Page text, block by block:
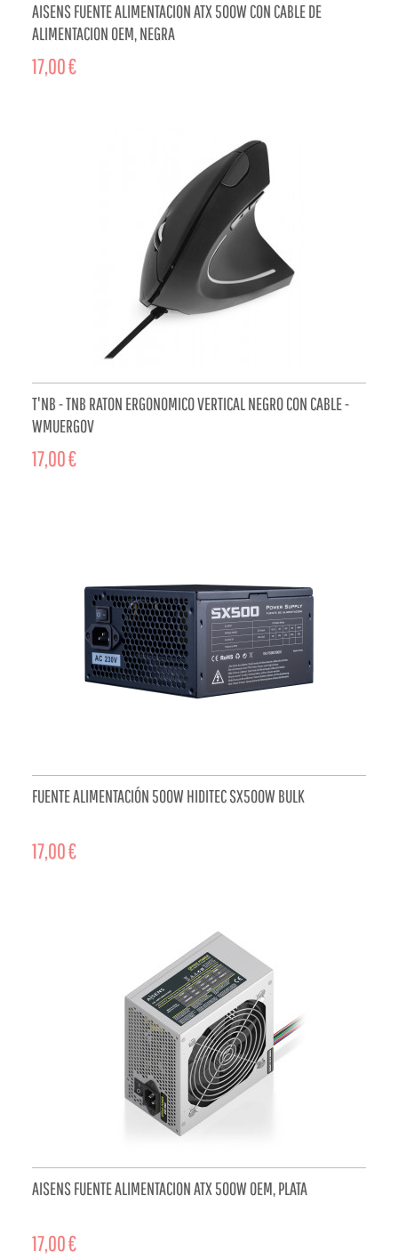
AISENS FUENTE ALIMENTACION ATX 500W CON CABLE DE
ALIMENTACION OEM, NEGRA
17,00 €
T'NB - TNB RATON ERGONOMICO VERTICAL NEGRO CON CABLE -
WMUERGOV
17,00 €
FUENTE ALIMENTACIÓN 500W HIDITEC SX500W BULK
17,00 €
AISENS FUENTE ALIMENTACION ATX 500W OEM, PLATA
17,00 €